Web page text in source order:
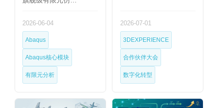
2026-06-04
Abaqus
Abaqus核心模块
有限元分析
2026-07-01
3DEXPERIENCE
合作伙伴大会
数字化转型